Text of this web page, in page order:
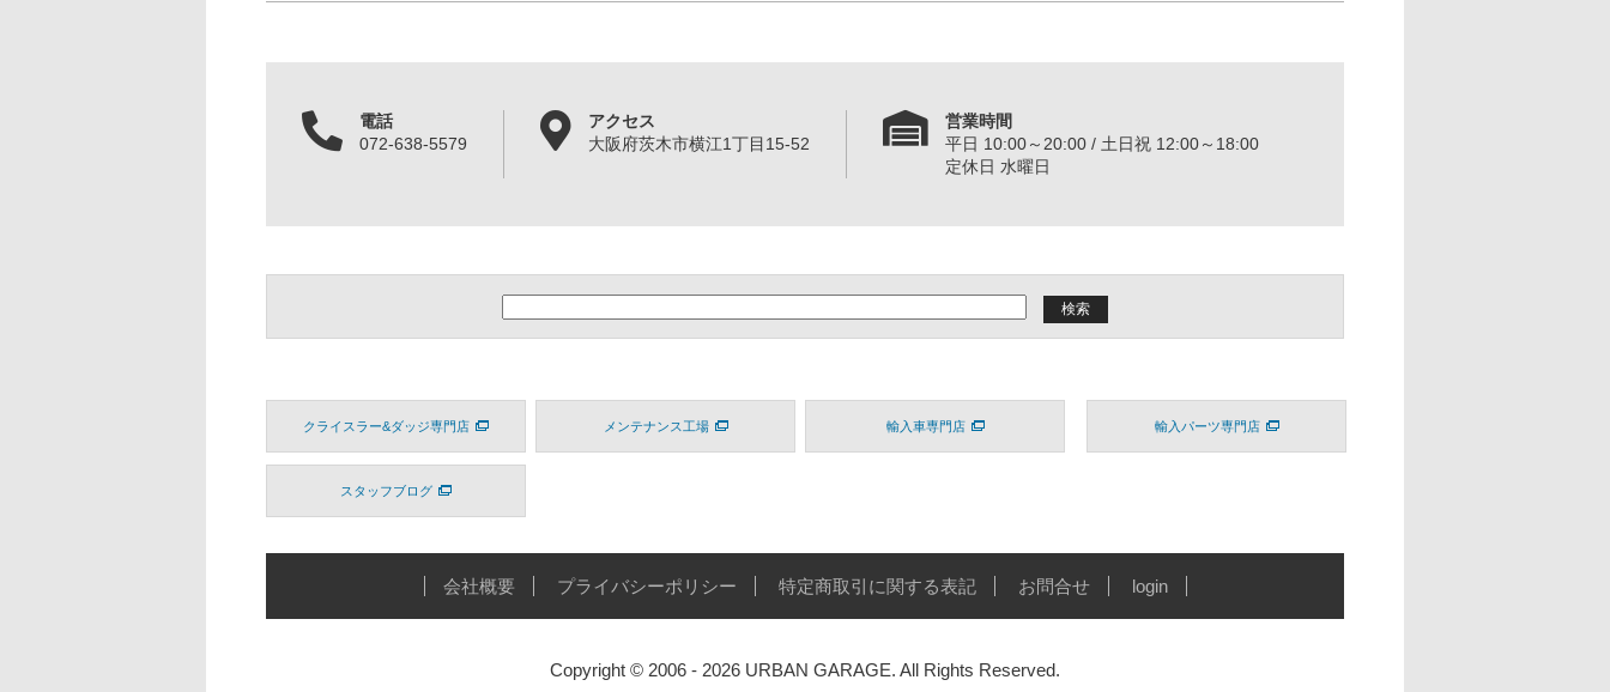
電話
072-638-5579
アクセス
大阪府茨木市横江1丁目15-52
営業時間
平日 10:00～20:00 / 土日祝 12:00～18:00
定休日 水曜日
クライスラー&ダッジ専門店 メンテナンス工場 輸入車専門店 輸入パーツ専門店
スタッフブログ
会社概要 プライバシーポリシー 特定商取引に関する表記 お問合せ login
Copyright © 2006 - 2026 URBAN GARAGE. All Rights Reserved.